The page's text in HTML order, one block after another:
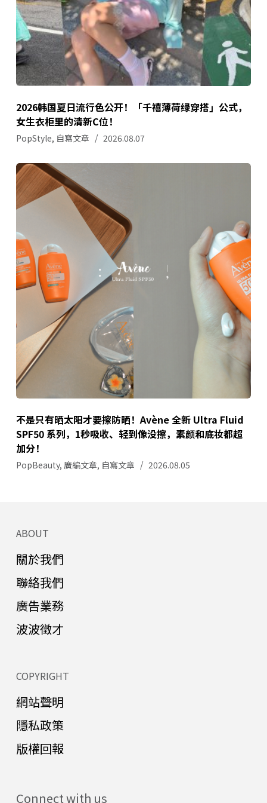
2026韩国夏日流行色公开！「千禧薄荷绿穿搭」公式，
女生衣柜里的清新C位！
PopStyle, 自寫文章 2026.08.07
不是只有晒太阳才要擦防晒！Avène 全新 Ultra Fluid
SPF50 系列，1秒吸收、轻到像没擦，素颜和底妆都超
加分！
PopBeauty, 廣編文章, 自寫文章 2026.08.05
ABOUT
關於我們
聯絡我們
廣告業務
波波徵才
COPYRIGHT
網站聲明
隱私政策
版權回報
Connect with us